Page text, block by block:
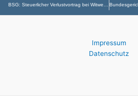
Impressum
Datenschutz